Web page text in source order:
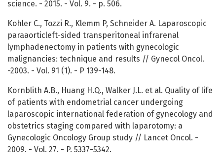
science. - 2015. - Vol. 9. - р. 506.
Kohler C., Tozzi R., Klemm P, Schneider A. Laparoscopic
paraaorticleft-sided transperitoneal infrarenal
lymphadenectomy in patients with gynecologic
malignancies: technique and results // Gynecol Oncol.
-2003. - Vol. 91 (1). - Р 139-148.
Kornblith A.B., Huang H.Q., Walker J.L. et al. Quality of life
of patients with endometrial cancer undergoing
laparoscopic international federation of gynecology and
obstetrics staging compared with laparotomy: a
Gynecologic Oncology Group study // Lancet Oncol. -
2009. - Vol. 27. - P. 5337-5342.